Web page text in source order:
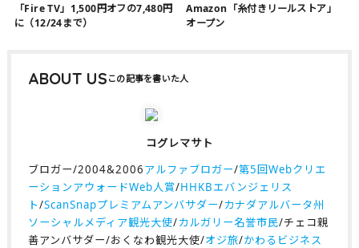
「Fire TV」1,500円オフの7,480円
に（12/24まで）
Amazon「糸付きリールストア」
オープン
ABOUT US
コグレマサト
ブロガー/2004&2006アルファブロガー/第5回Webクリエ
ーションアウォードWeb人賞/HHKBエバンジェリス
ト/ScanSnapプレミアムアンバサダー/カナダアルバータ州
ソーシャルメディア観光大使/カルガリー名誉市民/チェコ親
善アンバサダー/おくなわ観光大使/オジ旅/かわるビジネス